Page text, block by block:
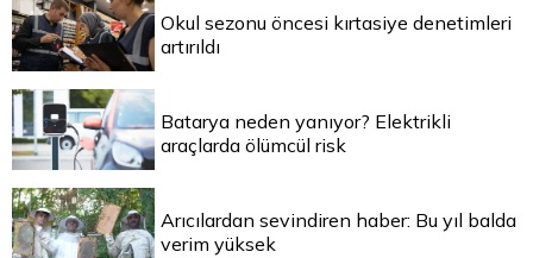
Okul sezonu öncesi kırtasiye denetimleri
artırıldı
Batarya neden yanıyor? Elektrikli
araçlarda ölümcül risk
Arıcılardan sevindiren haber: Bu yıl balda
verim yüksek